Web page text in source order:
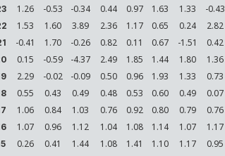
1.26 -0.53 -0.34 0.44 0.97 1.63 1.33 -0.43
1.53 1.60 3.89 2.36 1.17 0.65 0.24 2.82
-0.41 1.70 -0.26 0.82 0.11 0.67 -1.51 0.42
0.15 -0.59 -4.37 2.49 1.85 1.44 1.80 1.36
2.29 -0.02 -0.09 0.50 0.96 1.93 1.33 0.73
0.55 0.43 0.49 0.48 0.53 0.60 0.49 0.07
1.06 0.84 1.03 0.76 0.92 0.80 0.79 0.76
1.07 0.96 1.12 1.04 1.08 1.14 1.07 1.17
0.26 0.41 1.44 1.08 1.41 1.10 1.17 0.95